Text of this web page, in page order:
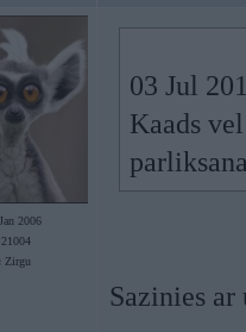
2006
21004
Zirgu
03 Jul
Kaads
Sazinies